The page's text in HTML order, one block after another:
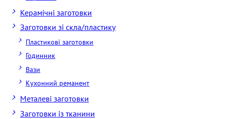
Керамічні заготовки
Заготовки зі скла/пластику
Пластикові заготовки
Годинник
Вази
Кухонний реманент
Металеві заготовки
Заготовки із тканини